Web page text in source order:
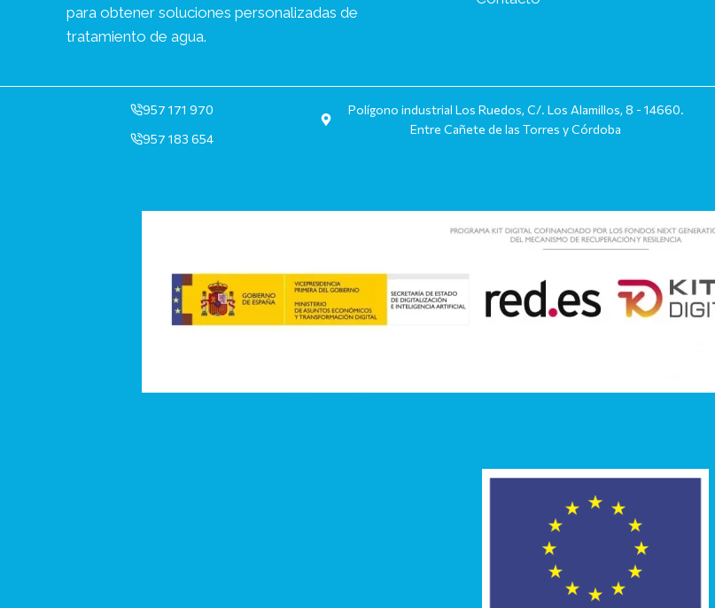
para obtener soluciones personalizadas de
tratamiento de agua.
957 171 970
957 183 654
Polígono industrial Los Ruedos, C/. Los Alamillos, 8 - 14660.
Entre Cañete de las Torres y Córdoba